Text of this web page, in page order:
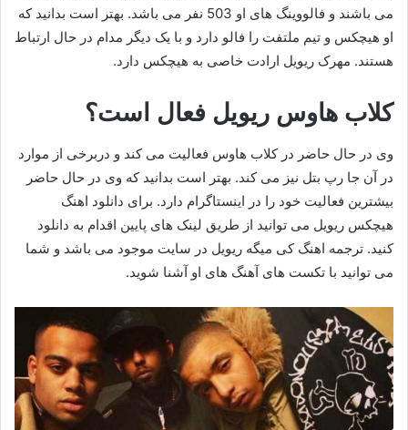
می باشند و فالووینگ های او 503 نفر می باشد. بهتر است بدانید که
او هیچکس و تیم ملتفت را فالو دارد و با یک دیگر مدام در حال ارتباط
هستند. مهرک ریویل ارادت خاصی به هیچکس دارد.
کلاب هاوس ریویل فعال است؟
وی در حال حاضر در کلاب هاوس فعالیت می کند و دربرخی از موارد
در آن جا رپ بتل نیز می کند. بهتر است بدانید که وی در حال حاضر
بیشترین فعالیت خود را در اینستاگرام دارد. برای دانلود اهنگ
هیچکس ریویل می توانید از طریق لینک های پایین اقدام به دانلود
کنید. ترجمه اهنگ کی میگه ریویل در سایت موجود می باشد و شما
می توانید با تکست های آهنگ های او آشنا شوید.